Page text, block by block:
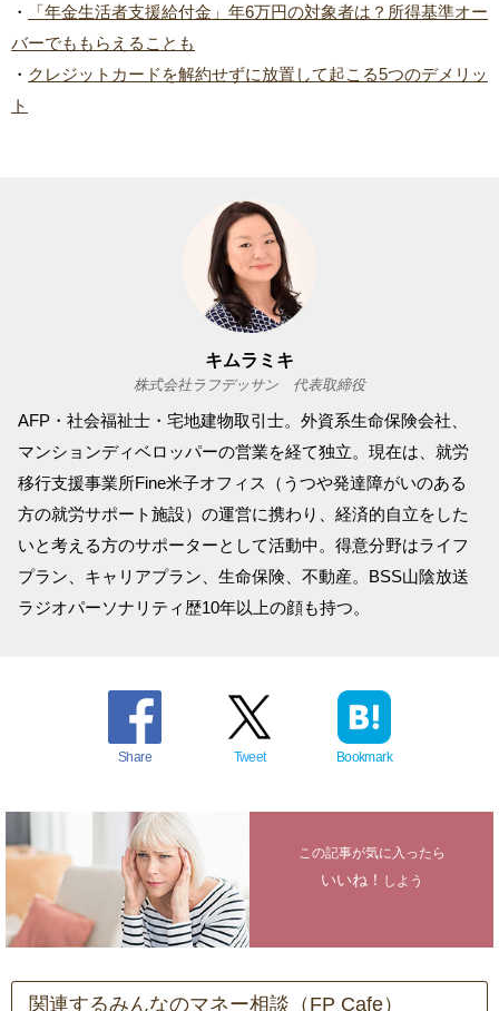
・
「年金生活者支援給付金」年6万円の対象者は？所得基準オー
バーでももらえることも
・ クレジットカードを解約せずに放置して起こる5つのデメリッ
ト
キムラミキ
株式会社ラフデッサン 代表取締役
AFP・社会福祉士・宅地建物取引士。外資系生命保険会社、
マンションディベロッパーの営業を経て独立。現在は、就労
移行支援事業所Fine米子オフィス（うつや発達障がいのある
方の就労サポート施設）の運営に携わり、経済的自立をした
いと考える方のサポーターとして活動中。得意分野はライフ
プラン、キャリアプラン、生命保険、不動産。BSS山陰放送
ラジオパーソナリティ歴10年以上の顔も持つ。
Share Tweet Bookmark
この記事が気に入ったら
いいね！ しよう
関連するみんなのマネー相談（FP Cafe）